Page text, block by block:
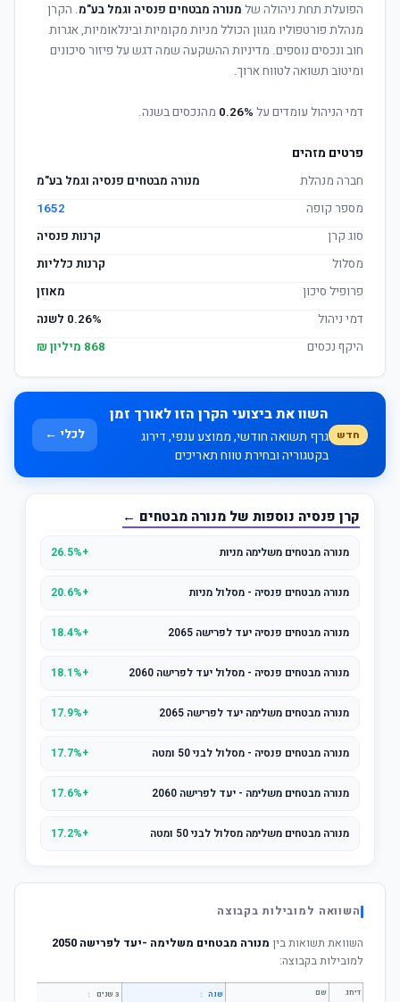
הפועלת תחת ניהולה של מנורה מבטחים פנסיה וגמל בע"מ. הקרן
מנהלת פורטפוליו מגוון הכולל מניות מקומיות ובינלאומיות, אגרות
חוב ונכסים נוספים. מדיניות ההשקעה שמה דגש על פיזור סיכונים
ומיטוב תשואה לטווח ארוך.
דמי הניהול עומדים על 0.26% מהנכסים בשנה.
פרטים מזהים
חברה מנהלת
מנורה מבטחים פנסיה וגמל בע"מ
מספר קופה
1652
סוג קרן
קרנות פנסיה
מסלול
קרנות כלליות
פרופיל סיכון
מאוזן
דמי ניהול
0.26% לשנה
היקף נכסים
868 מיליון ₪
חדש
השוו את ביצועי הקרן הזו לאורך זמן
גרף תשואה חודשי, ממוצע ענפי, דירוג
בקטגוריה ובחירת טווח תאריכים
לכלי ←
קרן פנסיה נוספות של מנורה מבטחים ←
מנורה מבטחים משלימה מניות +26.5%
מנורה מבטחים פנסיה - מסלול מניות +20.6%
מנורה מבטחים פנסיה יעד לפרישה 2065 +18.4%
מנורה מבטחים פנסיה - מסלול יעד לפרישה 2060 +18.1%
מנורה מבטחים משלימה יעד לפרישה 2065 +17.9%
מנורה מבטחים פנסיה - מסלול לבני 50 ומטה +17.7%
מנורה מבטחים משלימה - יעד לפרישה 2060 +17.6%
מנורה מבטחים משלימה מסלול לבני 50 ומטה +17.2%
השוואה למובילות בקבוצה
השוואת תשואות בין מנורה מבטחים משלימה -יעד לפרישה 2050
למובילות בקבוצה:
דירוג שם שנה ↕ 3 שנים ↕